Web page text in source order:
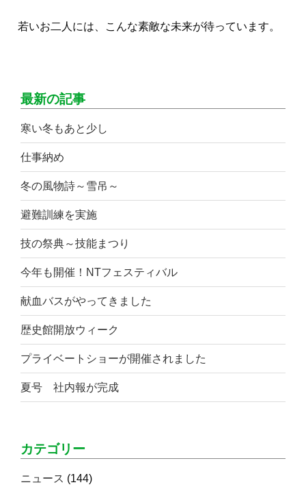
若いお二人には、こんな素敵な未来が待っています。
最新の記事
寒い冬もあと少し
仕事納め
冬の風物詩～雪吊～
避難訓練を実施
技の祭典～技能まつり
今年も開催！NTフェスティバル
献血バスがやってきました
歴史館開放ウィーク
プライベートショーが開催されました
夏号 社内報が完成
カテゴリー
ニュース (144)